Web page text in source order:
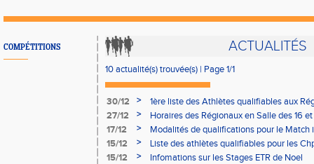
COMPÉTITIONS ACTUALITÉS
10 actualité(s) trouvée(s) | Page 1/1
30/12 >
1ère liste des Athlètes qualifiables aux
et 17/01
27/12 >
Horaires des Régionaux en Salle des 16 et
17/12
>
Modalités de qualifications pour le Match
Lyon
15/12 >
Liste des athlètes qualifiables pour les
Combinées 9 et 10/01/16
15/12 >
Infomations sur les Stages ETR de Noel